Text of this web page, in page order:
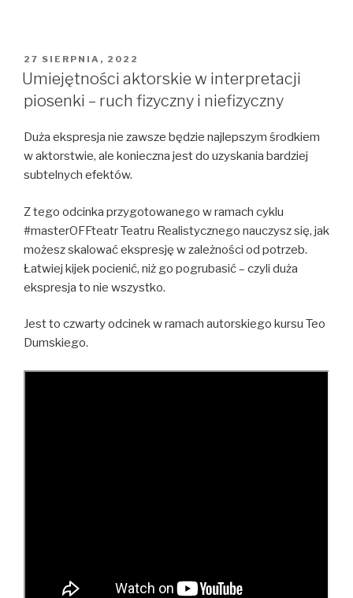
OPUBLIKOWANE
W
27 SIERPNIA, 2022
Umiejętności aktorskie w interpretacji
piosenki – ruch fizyczny i niefizyczny
Duża ekspresja nie zawsze będzie najlepszym środkiem
w aktorstwie, ale konieczna jest do uzyskania bardziej
subtelnych efektów.
Z tego odcinka przygotowanego w ramach cyklu
#masterOFFteatr Teatru Realistycznego nauczysz się, jak
możesz skalować ekspresję w zależności od potrzeb.
Łatwiej kijek pocienić, niż go pogrubasić – czyli duża
ekspresja to nie wszystko.
Jest to czwarty odcinek w ramach autorskiego kursu Teo
Dumskiego.